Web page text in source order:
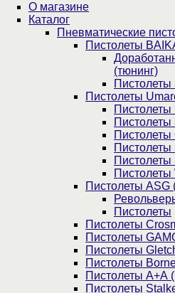
О магазине
Каталог
Пнев­ма­ти­чес­кие
Пистолеты
(тюнинг)
Пистолеты
Пистолеты
Пистолеты
Пистолеты
Пистолеты
Пистолеты
Пистолеты ASG
Пистолеты
Пистолеты
Пистолеты
Пистолеты
Пистолеты
Пистолеты А+А
Пистолеты